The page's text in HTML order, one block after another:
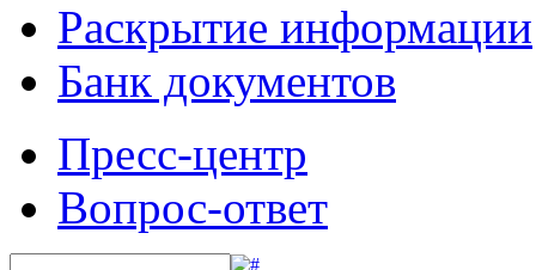
Раскрытие информации
Банк документов
Пресс-центр
Вопрос-ответ